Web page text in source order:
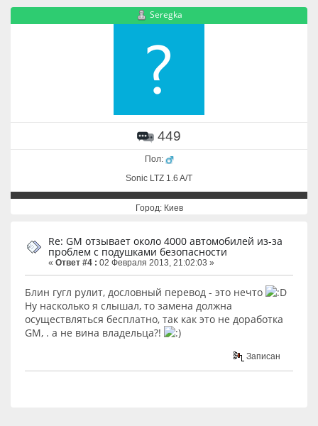
Seregka
449
Пол:
Sonic LTZ 1.6 A/T
Город: Киев
Re: GM отзывает около 4000 автомобилей из-за
проблем с подушками безопасности
« Ответ #4 : 02 Февраля 2013, 21:02:03 »
Блин гугл рулит, дословный перевод - это нечто
Ну насколько я слышал, то замена должна
осуществляться бесплатно, так как это не доработка
GM, . а не вина владельца?!
Записан